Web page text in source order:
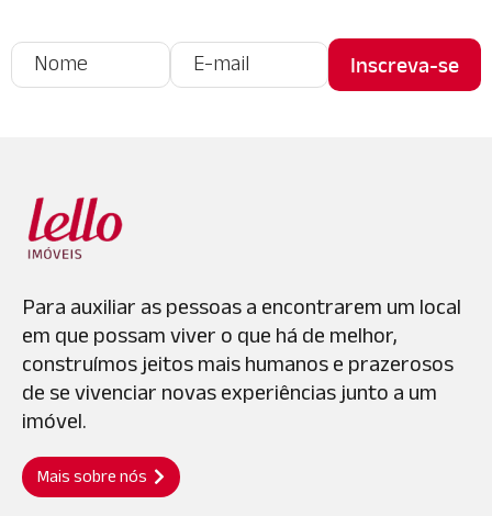
Para auxiliar as pessoas a encontrarem um local
em que possam viver o que há de melhor,
construímos jeitos mais humanos e prazerosos
de se vivenciar novas experiências junto a um
imóvel.
Mais sobre nós